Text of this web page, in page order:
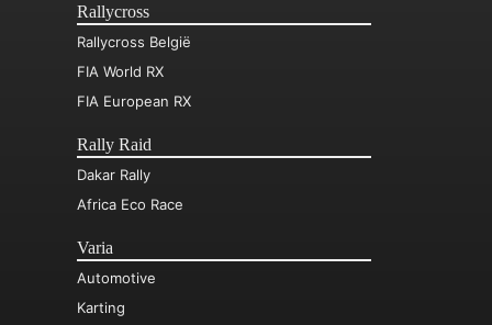
Rallycross
Rallycross België
FIA World RX
FIA European RX
Rally Raid
Dakar Rally
Africa Eco Race
Varia
Automotive
Karting